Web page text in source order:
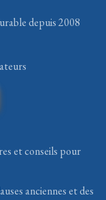
depuis 2008
et conseils pour
anciennes et des